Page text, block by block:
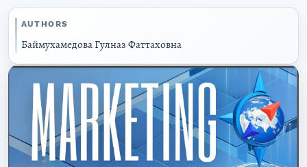
AUTHORS
Баймухамедова Гулназ Фаттаховна